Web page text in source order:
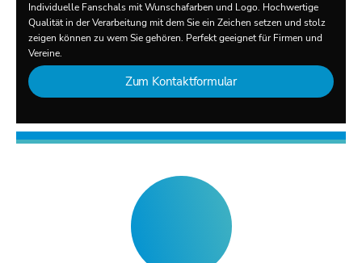
Individuelle Fanschals mit Wunschafarben und Logo. Hochwertige
Qualität in der Verarbeitung mit dem Sie ein Zeichen setzen und stolz
zeigen können zu wem Sie gehören. Perfekt geeignet für Firmen und
Vereine.
Zum Kontaktformular